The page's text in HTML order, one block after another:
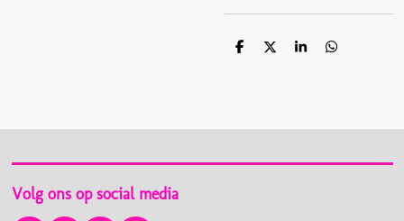
D
D
S
D
Volg ons op social media